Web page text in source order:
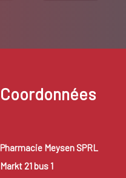
Coordonnées
Pharmacie Meysen SPRL
Markt 21 bus 1